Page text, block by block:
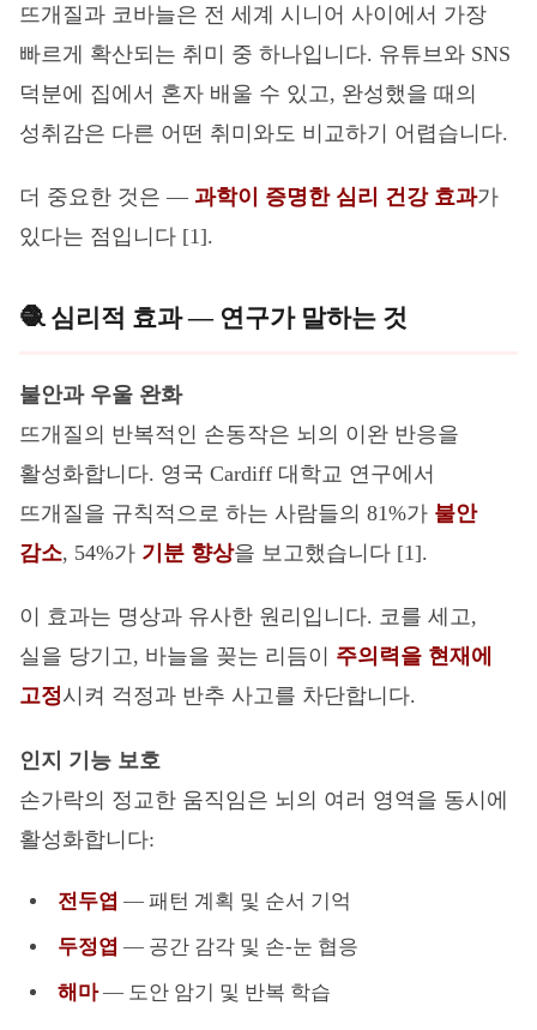
뜨개질과 코바늘은 전 세계 시니어 사이에서 가장
빠르게 확산되는 취미 중 하나입니다. 유튜브와 SNS
덕분에 집에서 혼자 배울 수 있고, 완성했을 때의
성취감은 다른 어떤 취미와도 비교하기 어렵습니다.
더 중요한 것은 — 과학이 증명한 심리 건강 효과가
있다는 점입니다 [1].
🧶 심리적 효과 — 연구가 말하는 것
불안과 우울 완화
뜨개질의 반복적인 손동작은 뇌의 이완 반응을
활성화합니다. 영국 Cardiff 대학교 연구에서
뜨개질을 규칙적으로 하는 사람들의 81%가 불안
감소, 54%가 기분 향상을 보고했습니다 [1].
이 효과는 명상과 유사한 원리입니다. 코를 세고,
실을 당기고, 바늘을 꽂는 리듬이 주의력을 현재에
고정시켜 걱정과 반추 사고를 차단합니다.
인지 기능 보호
손가락의 정교한 움직임은 뇌의 여러 영역을 동시에
활성화합니다:
전두엽 — 패턴 계획 및 순서 기억
두정엽 — 공간 감각 및 손-눈 협응
해마— 도안 암기 및 반복 학습